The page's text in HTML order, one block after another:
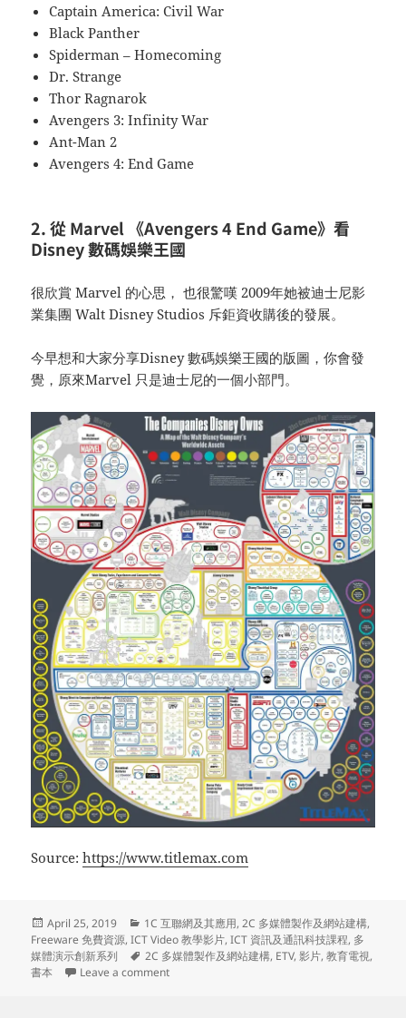
Captain America: Civil War
Black Panther
Spiderman – Homecoming
Dr. Strange
Thor Ragnarok
Avengers 3: Infinity War
Ant-Man 2
Avengers 4: End Game
2. 從 Marvel 《Avengers 4 End Game》看
Disney 數碼娛樂王國
很欣賞 Marvel 的心思， 也很驚嘆 2009年她被迪士尼影
業集團 Walt Disney Studios 斥鉅資收購後的發展。
今早想和大家分享Disney 數碼娛樂王國的版圖，你會發
覺，原來Marvel 只是迪士尼的一個小部門。
Source:https://www.titlemax.com
Posted
on
April 25, 2019 Categories
1C 互聯網及其應用,2C 多媒體製作及網站建構,
Freeware 免費資源,ICT Video 教學影片,ICT 資訊及通訊科技課程, 多
媒體演示創新系列
Tags
2C 多媒體製作及網站建構, ETV,影片,教育電視,
書本
Leave a commenton 多媒體演示創新系列(24) – 從《復仇者聯盟4